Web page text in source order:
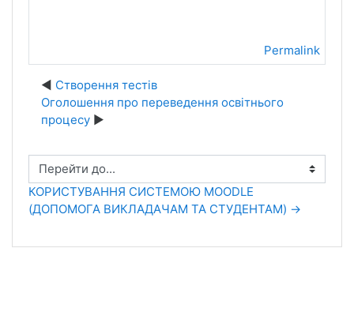
Permalink
Створення тестів
Оголошення про переведення освітнього
процесу
Перейти до...
КОРИСТУВАННЯ СИСТЕМОЮ MOODLE
(ДОПОМОГА ВИКЛАДАЧАМ ТА СТУДЕНТАМ) →